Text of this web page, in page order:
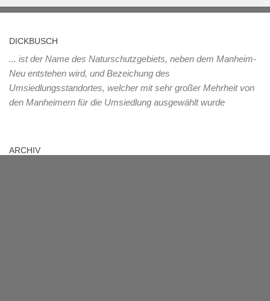
DICKBUSCH
... ist der Name des Naturschutzgebiets, neben dem Manheim-
Neu entstehen wird, und Bezeichung des
Umsiedlungsstandortes, welcher mit sehr großer Mehrheit von
den Manheimern für die Umsiedlung ausgewählt wurde
ARCHIV